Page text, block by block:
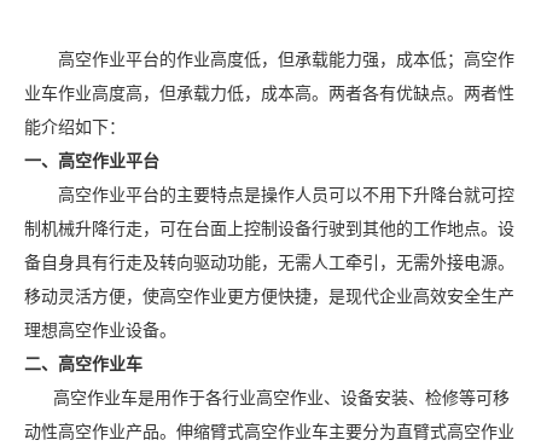
高空作业平台的作业高度低，但承载能力强，成本低；高空作
业车作业高度高，但承载力低，成本高。两者各有优缺点。两者性
能介绍如下：
一、高空作业平台
高空作业平台的主要特点是操作人员可以不用下升降台就可控
制机械升降行走，可在台面上控制设备行驶到其他的工作地点。设
备自身具有行走及转向驱动功能，无需人工牵引，无需外接电源。
移动灵活方便，使高空作业更方便快捷，是现代企业高效安全生产
理想高空作业设备。
二、高空作业车
高空作业车是用作于各行业高空作业、设备安装、检修等可移
动性高空作业产品。伸缩臂式高空作业车主要分为直臂式高空作业